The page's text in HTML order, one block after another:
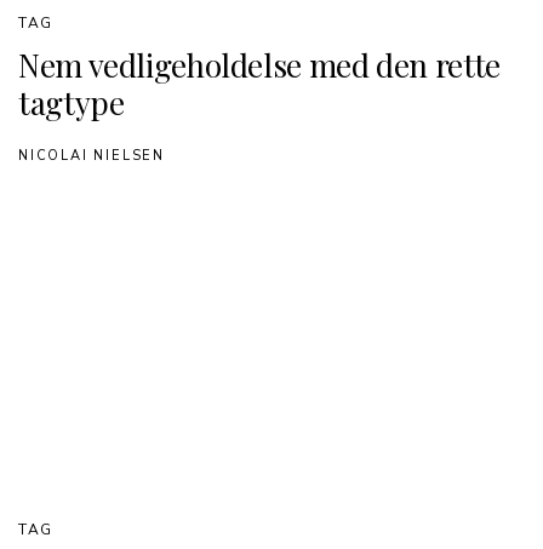
Nem vedligeholdelse med den rette
tagtype
TAG
NICOLAI NIELSEN
TAG